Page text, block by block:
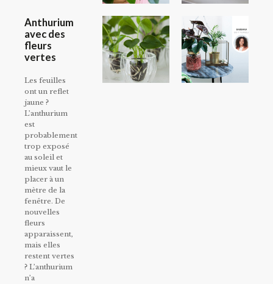
Anthurium
avec des
fleurs
vertes
Les feuilles
ont un reflet
jaune ?
L’anthurium
est
probablement
trop exposé
au soleil et
mieux vaut le
placer à un
mètre de la
fenêtre. De
nouvelles
fleurs
apparaissent,
mais elles
restent vertes
? L’anthurium
n’a